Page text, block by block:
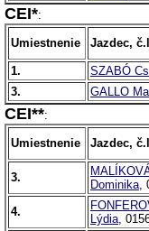
CEI*:
Umiestnenie Jazdec,
1. SZABÓ
3.
GALLO
CEI**:
Umiestnenie Jazdec,
3.
Dominika,
4.
Lýdia,